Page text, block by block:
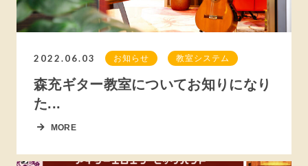
2022.06.03 お知らせ 教室システム
森充ギター教室についてお知りになり
た...
MORE